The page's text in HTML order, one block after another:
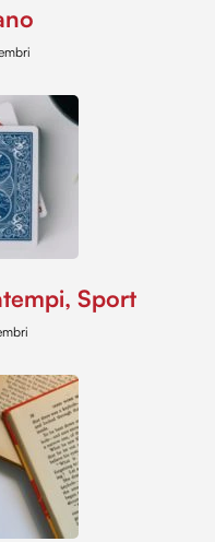
Sport